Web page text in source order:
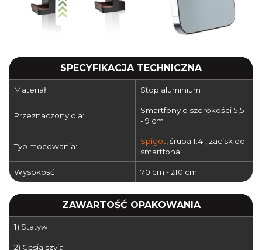
SPECYFIKACJA TECHNICZNA
Materiał: Stop aluminium
Przeznaczony dla:
Smartfony o szerokości 5,5
- 9 cm
Typ mocowania:
Spigot, śruba 1.4", zacisk do
smartfona
Wysokość 70 cm - 210 cm
ZAWARTOŚĆ OPAKOWANIA
1) Statyw
2) Gęsia szyja